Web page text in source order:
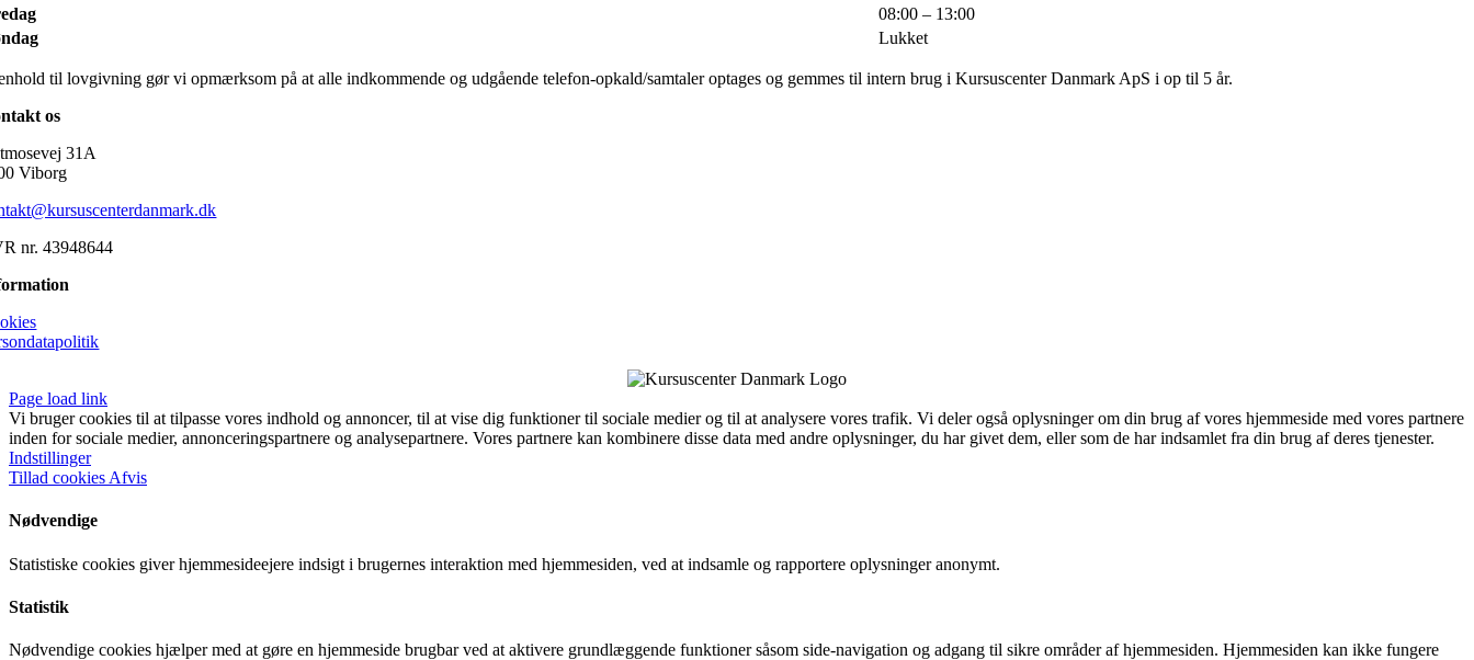
08:00 – 13:00
Lukket
til lovgivning gør vi opmærksom på at alle indkommende og udgående telefon-opkald/samtaler optages og gemmes til intern brug i Kursuscenter Danmark ApS i op til 5 år.
os
31A
Viborg
nr. 43948644
Page load link
Vi bruger cookies til at tilpasse vores indhold og annoncer, til at vise dig funktioner til sociale medier og til at analysere vores trafik. Vi deler også oplysninger om din brug af vores hjemmeside med vores partnere
inden for sociale medier, annonceringspartnere og analysepartnere. Vores partnere kan kombinere disse data med andre oplysninger, du har givet dem, eller som de har indsamlet fra din brug af deres tjenester.
Indstillinger
Tillad cookies Afvis
Nødvendige
Statistiske cookies giver hjemmesideejere indsigt i brugernes interaktion med hjemmesiden, ved at indsamle og rapportere oplysninger anonymt.
Statistik
Nødvendige cookies hjælper med at gøre en hjemmeside brugbar ved at aktivere grundlæggende funktioner såsom side-navigation og adgang til sikre områder af hjemmesiden. Hjemmesiden kan ikke fungere